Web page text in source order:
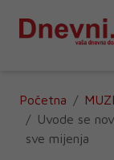
Početna
Uvode se
sve mijenja